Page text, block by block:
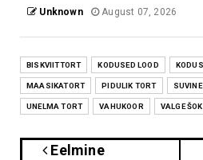
Unknown August 07, 2026
BISKVIITTORT KODUSED LOOD
MAASIKATORT PIDULIK TORT
UNELMA TORT VAHUKOOR VALGE
Eelmine